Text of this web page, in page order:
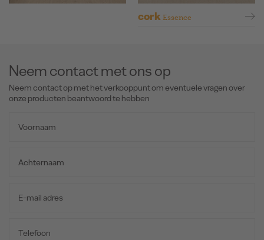
cork Essence
Neem contact met ons op
Neem contact op met het verkooppunt om eventuele vragen over
onze producten beantwoord te hebben